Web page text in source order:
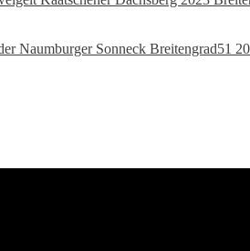
Naumburger Sonneck Breitengrad51